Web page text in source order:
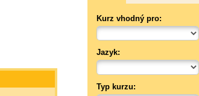
Kurz vhodný pro:
Jazyk:
Typ kurzu: